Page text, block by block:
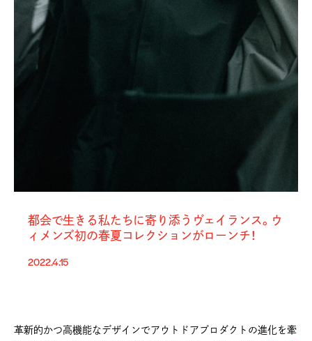
都会で生きる私たちに寄り添うヴェイランス。ウ
ィメンズ初の春夏コレクションがローンチ！
2022.4.15
革新的かつ高機能なデザインでアウトドアプロダクトの進化を牽